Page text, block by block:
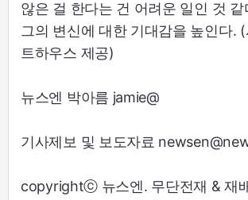
않은 걸 한다는 건 어려운 일인 것
그의 변신에 대한 기대감을 높인다.
트하우스 제공)
뉴스엔 박아름 jamie@
기사제보 및 보도자료
copyrightⓒ 뉴스엔. 무단전재 & 재